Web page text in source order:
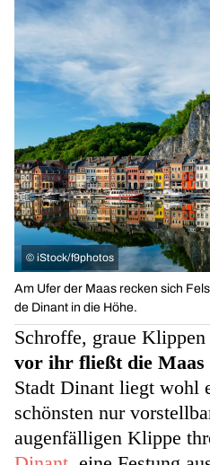
© iStock/f9photos
Am Ufer der Maas recken sich
de Dinant in die Höhe.
Schroffe, graue
vor ihr fließt die Maas
Stadt Dinant liegt wohl
schönsten nur
augenfälligen Klippe